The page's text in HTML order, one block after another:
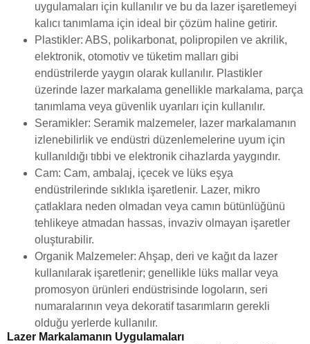
uygulamaları için kullanılır ve bu da lazer işaretlemeyi
kalıcı tanımlama için ideal bir çözüm haline getirir.
Plastikler: ABS, polikarbonat, polipropilen ve akrilik,
elektronik, otomotiv ve tüketim malları gibi
endüstrilerde yaygın olarak kullanılır. Plastikler
üzerinde lazer markalama genellikle markalama, parça
tanımlama veya güvenlik uyarıları için kullanılır.
Seramikler: Seramik malzemeler, lazer markalamanın
izlenebilirlik ve endüstri düzenlemelerine uyum için
kullanıldığı tıbbi ve elektronik cihazlarda yaygındır.
Cam: Cam, ambalaj, içecek ve lüks eşya
endüstrilerinde sıklıkla işaretlenir. Lazer, mikro
çatlaklara neden olmadan veya camın bütünlüğünü
tehlikeye atmadan hassas, invaziv olmayan işaretler
oluşturabilir.
Organik Malzemeler: Ahşap, deri ve kağıt da lazer
kullanılarak işaretlenir; genellikle lüks mallar veya
promosyon ürünleri endüstrisinde logoların, seri
numaralarının veya dekoratif tasarımların gerekli
olduğu yerlerde kullanılır.
Lazer Markalamanın Uygulamaları